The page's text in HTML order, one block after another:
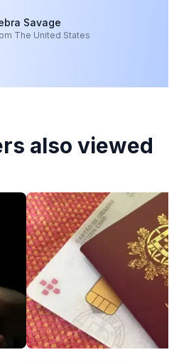
Savage
The United States
also viewed